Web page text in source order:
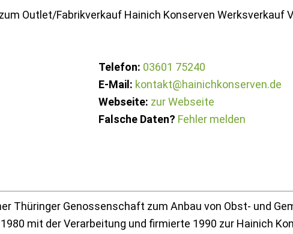
Outlet/Fabrikverkauf Hainich Konserven Werksverkauf
Telefon: 03601 75240
E-Mail: kontakt@hainichkonserven.de
Webseite: zur Webseite
Falsche Daten? Fehler melden
Thüringer Genossenschaft zum Anbau von Obst- und
mit der Verarbeitung und firmierte 1990 zur Hainich